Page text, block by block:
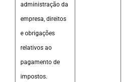
administração da
empresa, direitos
e obrigações
relativos ao
pagamento de
impostos.